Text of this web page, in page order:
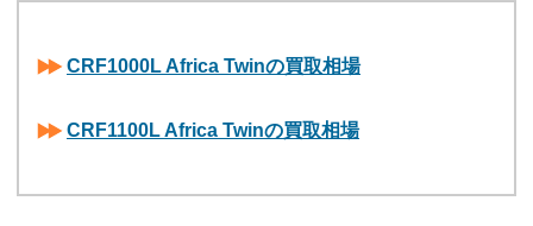
CRF1000L Africa Twinの買取相場
CRF1100L Africa Twinの買取相場